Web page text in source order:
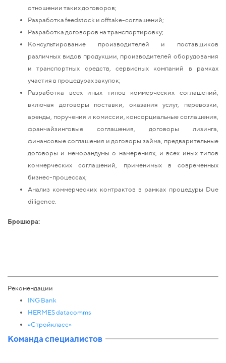
отношении таких договоров;
Разработка feedstock и offtake-соглашений;
Разработка договоров на транспортировку;
Консультирование производителей и поставщиков
различных видов продукции, производителей оборудования
и транспортных средств, сервисных компаний в рамках
участия в процедурах закупок;
Разработка всех иных типов коммерческих соглашений,
включая договоры поставки, оказания услуг, перевозки,
аренды, поручения и комиссии, консорциальные соглашения,
франчайзинговые соглашения, договоры лизинга,
финансовые соглашения и договоры займа, предварительные
договоры и меморандумы о намерениях, и всех иных типов
коммерческих соглашений, применимых в современных
бизнес-процессах;
Анализ коммерческих контрактов в рамках процедуры Due
diligence.
Брошюра:
Рекомендации
ING Bank
HERMES datacomms
«Стройкласс»
Команда специалистов